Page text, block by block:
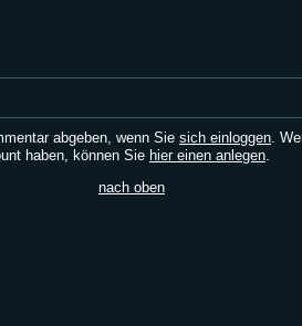
abgeben, wenn Sie sich einloggen.
haben, können Sie hier einen anlegen.
nach oben